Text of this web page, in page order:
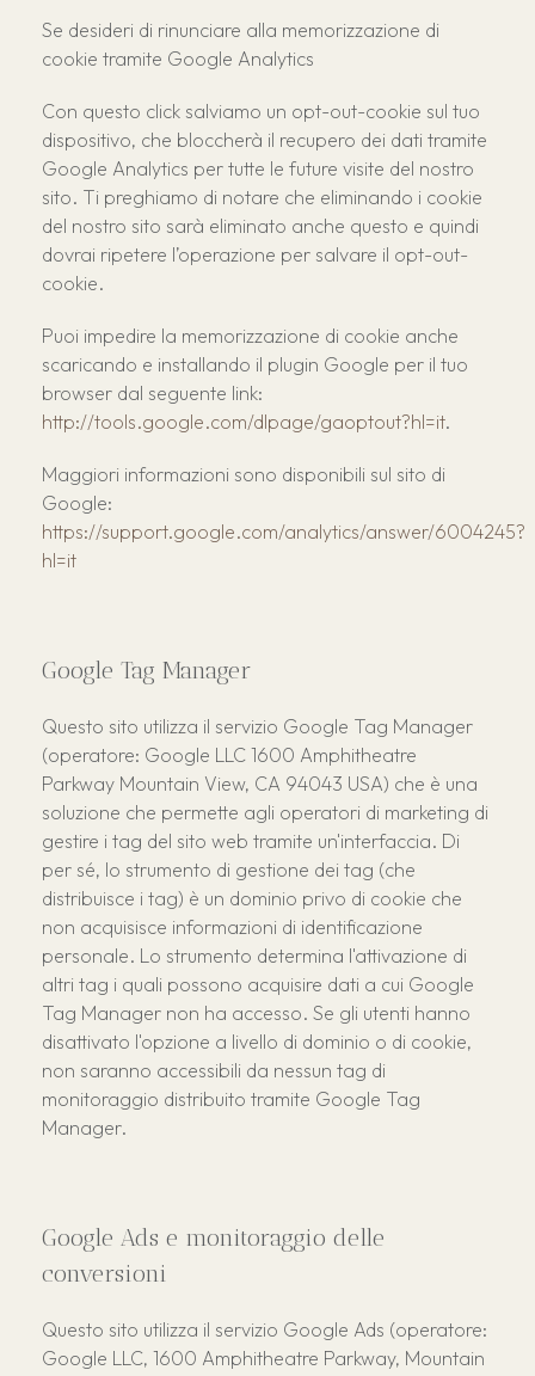
Se desideri di rinunciare alla memorizzazione di
cookie tramite Google Analytics
Con questo click salviamo un opt-out-cookie sul tuo
dispositivo, che bloccherà il recupero dei dati tramite
Google Analytics per tutte le future visite del nostro
sito. Ti preghiamo di notare che eliminando i cookie
del nostro sito sarà eliminato anche questo e quindi
dovrai ripetere l’operazione per salvare il opt-out-
cookie.
Puoi impedire la memorizzazione di cookie anche
scaricando e installando il plugin Google per il tuo
browser dal seguente link:
http://tools.google.com/dlpage/gaoptout?hl=it.
Maggiori informazioni sono disponibili sul sito di
Google:
https://support.google.com/analytics/answer/6004245?
hl=it
Google Tag Manager
Questo sito utilizza il servizio Google Tag Manager
(operatore: Google LLC 1600 Amphitheatre
Parkway Mountain View, CA 94043 USA) che è una
soluzione che permette agli operatori di marketing di
gestire i tag del sito web tramite un'interfaccia. Di
per sé, lo strumento di gestione dei tag (che
distribuisce i tag) è un dominio privo di cookie che
non acquisisce informazioni di identificazione
personale. Lo strumento determina l'attivazione di
altri tag i quali possono acquisire dati a cui Google
Tag Manager non ha accesso. Se gli utenti hanno
disattivato l'opzione a livello di dominio o di cookie,
non saranno accessibili da nessun tag di
monitoraggio distribuito tramite Google Tag
Manager.
Google Ads e monitoraggio delle
conversioni
Questo sito utilizza il servizio Google Ads (operatore:
Google LLC, 1600 Amphitheatre Parkway, Mountain